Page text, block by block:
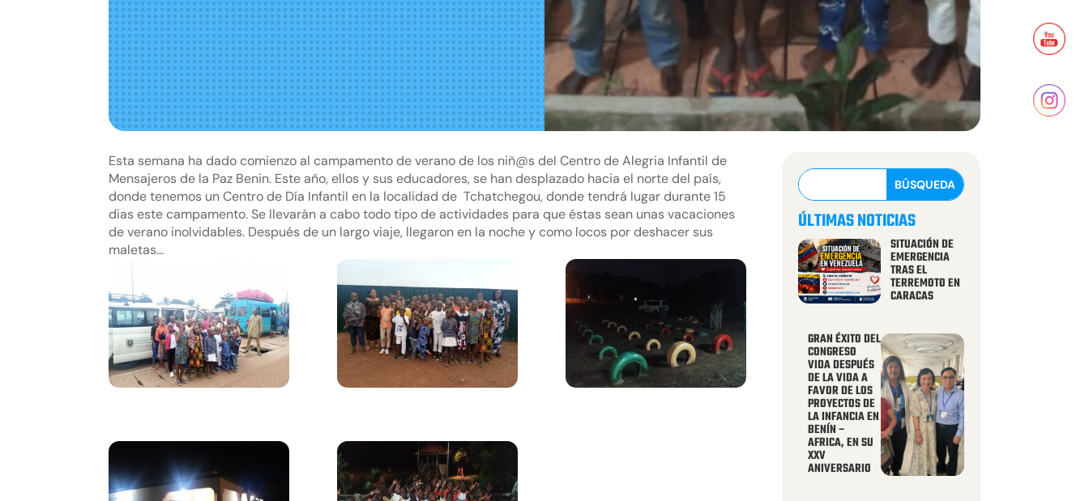
Esta semana ha dado comienzo al campamento de verano de los niñ@s del Centro de Alegria Infantil de
Mensajeros de la Paz Benin. Este año, ellos y sus educadores, se han desplazado hacia el norte del país,
donde tenemos un Centro de Día Infantil en la localidad de Tchatchegou, donde tendrá lugar durante 15
dias este campamento. Se llevarán a cabo todo tipo de actividades para que éstas sean unas vacaciones
de verano inolvidables. Después de un largo viaje, llegaron en la noche y como locos por deshacer sus
maletas…
ÚLTIMAS NOTICIAS
SITUACIÓN DE
EMERGENCIA
TRAS EL
TERREMOTO EN
CARACAS
GRAN ÉXITO DEL
CONGRESO
VIDA DESPUÉS
DE LA VIDA A
FAVOR DE LOS
PROYECTOS DE
LA INFANCIA EN
BENÍN –
AFRICA, EN SU
XXV
ANIVERSARIO